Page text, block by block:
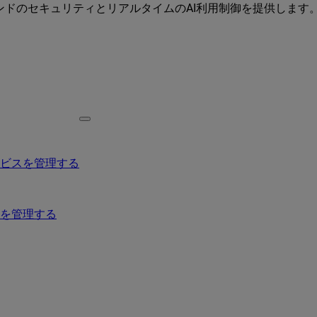
のセキュリティとリアルタイムのAI利用制御を提供します。
スを管理する
管理する